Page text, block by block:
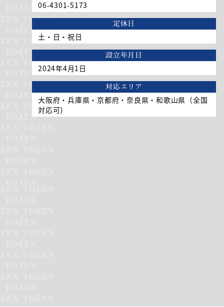
06-4301-5173
定休日
土・日・祝日
設立年月日
2024年4月1日
対応エリア
大阪府・兵庫県・京都府・奈良県・和歌山県（全国
対応可）